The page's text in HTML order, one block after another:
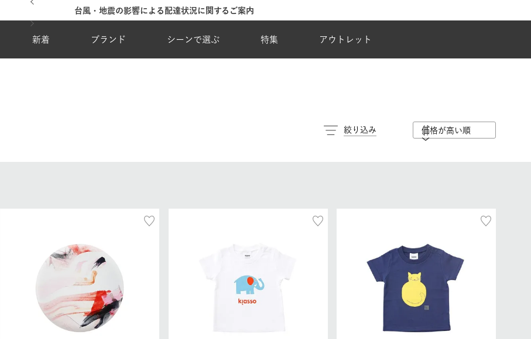
台風・地震の影響による配達状況に関するご案内
新着 ブランド シーンで選ぶ 特集 アウトレット
絞り込み 価格が高い順